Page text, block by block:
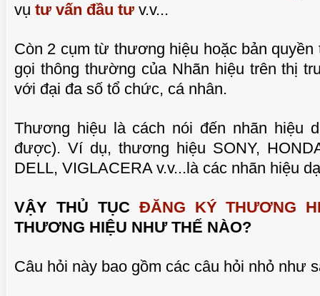
vụ tư vấn đầu tư v.v...
Còn 2 cụm từ thương hiệu hoặc bản
gọi thông thường của Nhãn hiệu trên thị
với đại đa số tổ chức, cá nhân.
Thương hiệu là cách nói đến nhãn hiệu
được). Ví dụ, thương hiệu SONY,
DELL, VIGLACERA v.v...là các nhãn hiệu
VẬY THỦ TỤC ĐĂNG KÝ THƯƠNG
THƯƠNG HIỆU NHƯ THẾ NÀO?
Câu hỏi này bao gồm các câu hỏi nhỏ như